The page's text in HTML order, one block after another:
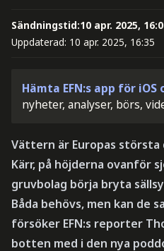
Sändningstid:10 apr. 2025,
Uppdaterad: 10 apr. 2025, 16:35
Hämta EFN:s app för iOS
nyheter, analyser, börs,
Vättern är Europas
Kärr, på höjderna ovanför
gruvbolag börja bryta
Båda behövs, men kan de
försöker EFN:s reporter
botten med i den nya